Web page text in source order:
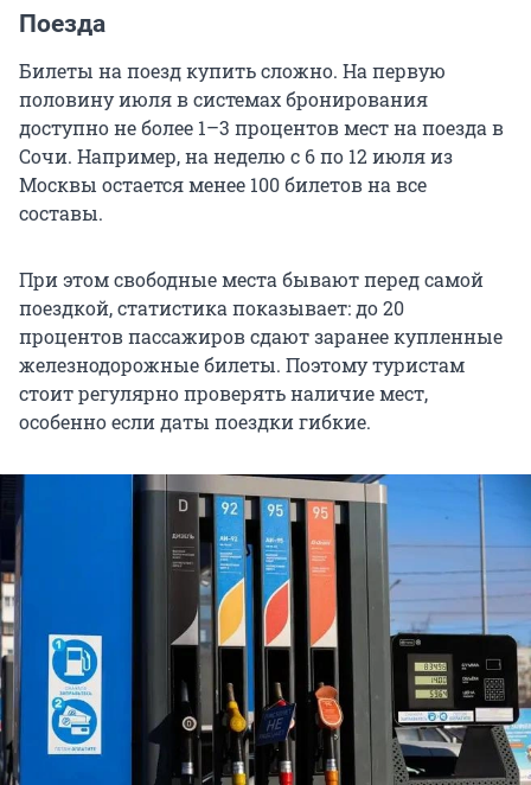
Поезда
Билеты на поезд купить сложно. На первую
половину июля в системах бронирования
доступно не более 1–3 процентов мест на поезда в
Сочи. Например, на неделю с 6 по 12 июляиз
Москвы остается менее 100 билетов на все
составы.
При этом свободные места бывают перед самой
поездкой, статистика показывает: до 20
процентов пассажиров сдают заранее купленные
железнодорожные билеты. Поэтому туристам
стоит регулярно проверять наличие мест,
особенно если даты поездки гибкие.